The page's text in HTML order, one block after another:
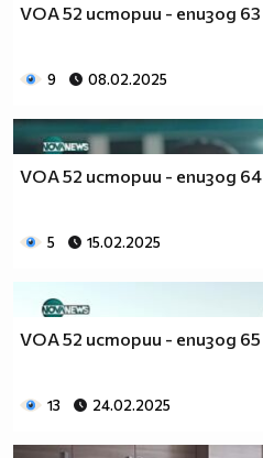
VOA 52 истории - епизод 63
9 08.02.2025
VOA 52 истории - епизод 64
5 15.02.2025
VOA 52 истории - епизод 65
13 24.02.2025